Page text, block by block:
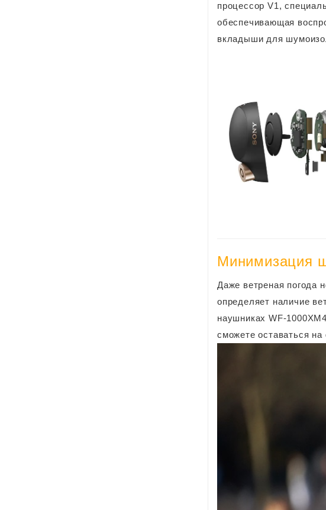
процессор V1,
обеспечивающая
вкладыши для
Минимизация
Даже ветреная погода
определяет наличие
наушниках WF-
сможете оставаться